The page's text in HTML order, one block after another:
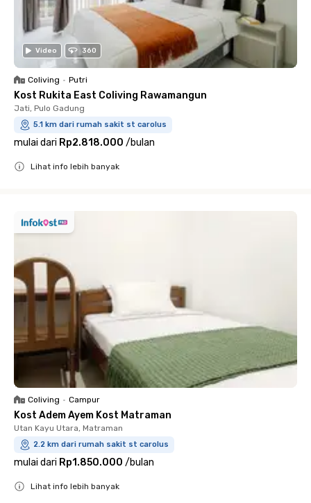
Video 360
Coliving • Putri
Kost Rukita East Coliving Rawamangun
Jati, Pulo Gadung
5.1 km dari rumah sakit st carolus
mulai dari Rp2.818.000 /bulan
Lihat info lebih banyak
Coliving • Campur
Kost Adem Ayem Kost Matraman
Utan Kayu Utara, Matraman
2.2 km dari rumah sakit st carolus
mulai dari Rp1.850.000 /bulan
Lihat info lebih banyak